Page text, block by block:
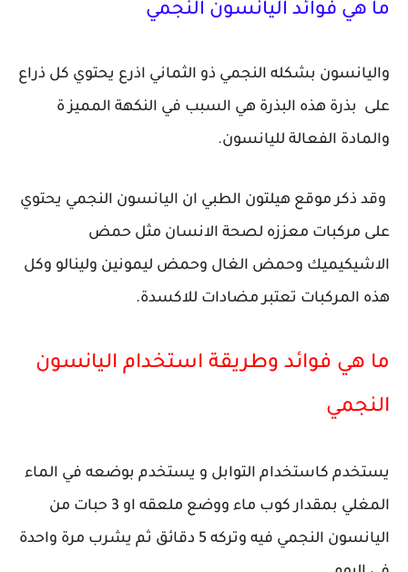
ما هي فوائد اليانسون النجمي
واليانسون بشكله النجمي ذو الثماني اذرع يحتوي كل ذراع
على بذرة هذه البذرة هي السبب في النكهة المميز ة
والمادة الفعالة لليانسون.
وقد ذكر موقع هيلتون الطبي ان اليانسون النجمي يحتوي
على مركبات معززه لصحة الانسان مثل حمض
الاشيكيميك وحمض الغال وحمض ليمونين ولينالو وكل
هذه المركبات تعتبر مضادات للاكسدة.
ما هي فوائد وطريقة استخدام اليانسون
النجمي
يستخدم كاستخدام التوابل و يستخدم بوضعه في الماء
المغلي بمقدار كوب ماء ووضع ملعقه او 3 حبات من
اليانسون النجمي فيه وتركه 5 دقائق ثم يشرب مرة واحدة